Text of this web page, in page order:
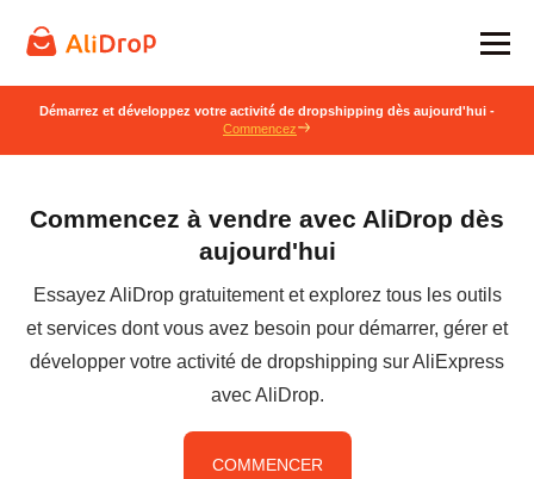
Démarrez et développez votre activité de dropshipping dès aujourd'hui -
Commencez
Commencez à vendre avec AliDrop dès
aujourd'hui
Essayez AliDrop gratuitement et explorez tous les outils
et services dont vous avez besoin pour démarrer, gérer et
développer votre activité de dropshipping sur AliExpress
avec AliDrop.
COMMENCER